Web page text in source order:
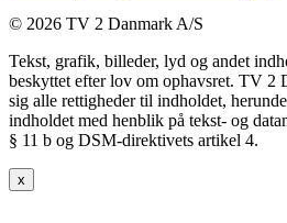
© 2026 TV 2 Danmark A/S
Tekst, grafik, billeder, lyd og andet
beskyttet efter lov om ophavsret. TV 2
sig alle rettigheder til indholdet,
indholdet med henblik på tekst- og
§ 11 b og DSM-direktivets artikel 4.
x